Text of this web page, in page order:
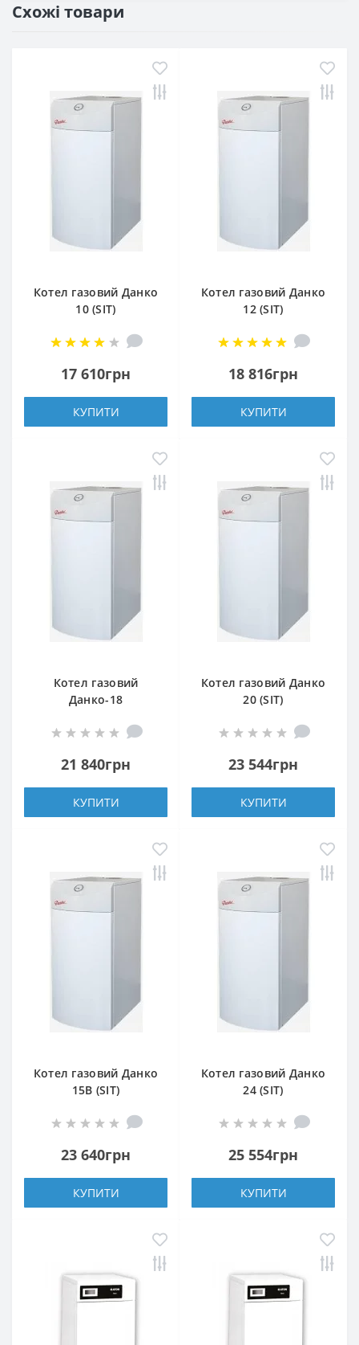
Схожі товари
Котел газовий Данко
10 (SIT)
17 610грн
КУПИТИ
Котел газовий Данко
12 (SIT)
18 816грн
КУПИТИ
Котел газовий
Данко-18
21 840грн
КУПИТИ
Котел газовий Данко
20 (SIT)
23 544грн
КУПИТИ
Котел газовий Данко
15В (SIT)
23 640грн
КУПИТИ
Котел газовий Данко
24 (SIT)
25 554грн
КУПИТИ